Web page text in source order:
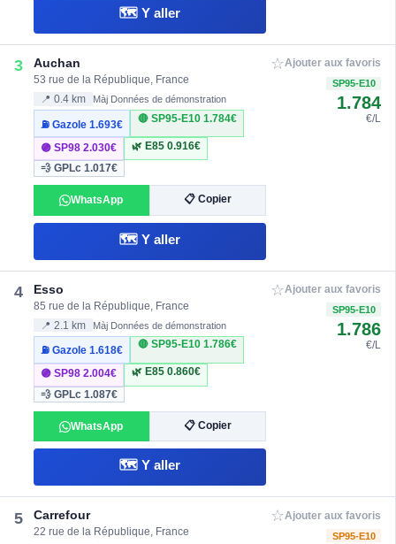
🗺️ Y aller
3 Auchan
53 rue de la République, France
📍 0.4 km Màj Données de démonstration
⛽ Gazole1.693€
🔴 SP95-E10 1.784€
🟣 SP982.030€ 🌿 E85 0.916€
💨 GPLc1.017€
WhatsApp 📋 Copier
🗺️ Y aller
☆Ajouter aux favoris
SP95-E10
1.784
€/L
4 Esso
85 rue de la République, France
📍 2.1 km Màj Données de démonstration
⛽ Gazole1.618€
🔴 SP95-E10 1.786€
🟣 SP982.004€ 🌿 E85 0.860€
💨 GPLc1.087€
WhatsApp 📋 Copier
🗺️ Y aller
☆Ajouter aux favoris
SP95-E10
1.786
€/L
5 Carrefour
22 rue de la République, France
☆Ajouter aux favoris
SP95-E10